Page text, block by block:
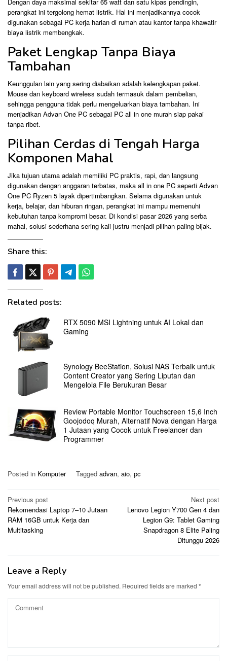
perangkat ini tergolong hemat listrik. Hal ini menjadikannya cocok
digunakan sebagai PC kerja harian di rumah atau kantor tanpa khawatir
biaya listrik membengkak.
Paket Lengkap Tanpa Biaya
Tambahan
Keunggulan lain yang sering diabaikan adalah kelengkapan paket.
Mouse dan keyboard wireless sudah termasuk dalam pembelian,
sehingga pengguna tidak perlu mengeluarkan biaya tambahan. Ini
menjadikan Advan One PC sebagai PC all in one murah siap pakai
tanpa ribet.
Pilihan Cerdas di Tengah Harga
Komponen Mahal
Jika tujuan utama adalah memiliki PC praktis, rapi, dan langsung
digunakan dengan anggaran terbatas, maka all in one PC seperti Advan
One PC Ryzen 5 layak dipertimbangkan. Selama digunakan untuk
kerja, belajar, dan hiburan ringan, perangkat ini mampu memenuhi
kebutuhan tanpa kompromi besar. Di kondisi pasar 2026 yang serba
mahal, solusi sederhana sering kali justru menjadi pilihan paling bijak.
Share this:
Related posts:
RTX 5090 MSI Lightning untuk AI Lokal dan
Gaming
Synology BeeStation, Solusi NAS Terbaik untuk
Content Creator yang Sering Liputan dan
Mengelola File Berukuran Besar
Review Portable Monitor Touchscreen 15,6 Inch
Goojodoq Murah, Alternatif Nova dengan Harga
1 Jutaan yang Cocok untuk Freelancer dan
Programmer
Posted in Komputer Tagged advan, aio, pc
Post
navigation
Previous post
Rekomendasi Laptop 7–10 Jutaan
RAM 16GB untuk Kerja dan
Multitasking
Next post
Lenovo Legion Y700 Gen 4 dan
Legion G9: Tablet Gaming
Snapdragon 8 Elite Paling
Ditunggu 2026
Leave a Reply
Your email address will not be published. Required fields are marked *